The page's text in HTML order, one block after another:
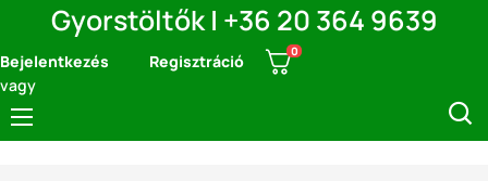
Gyorstöltők | +36 20 364 9639
Bejelentkezés
vagy
Regisztráció 0
Navigáció
kapcsolása
☰